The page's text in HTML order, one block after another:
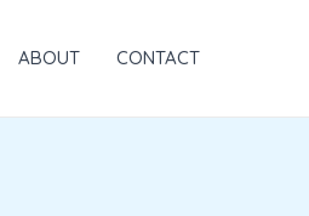
ABOUT CONTACT